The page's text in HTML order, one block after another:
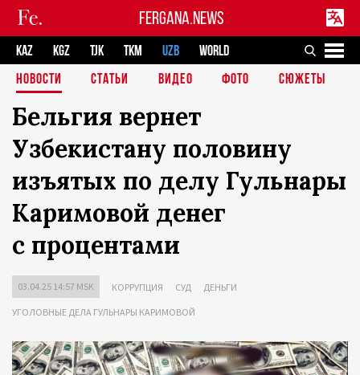
FERGANA.NEWS
KAZ KGZ TJK TKM UZB
WORLD
НОВОСТИ
СТАТЬИ ВИДЕО ФОТО СЮЖЕТЫ
Бельгия вернет
Узбекистану половину
изъятых по делу Гульнары
Каримовой денег
с процентами
03.04.25 14:57 MSK КОРРУПЦИЯ СУД ДЕНЬГИ
УГОЛОВНЫЕ ДЕЛА ГУЛЬНАРЫ КАРИМОВОЙ